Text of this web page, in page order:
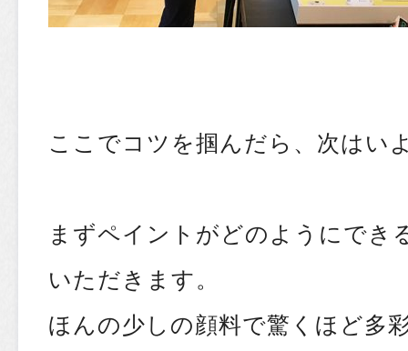
ここでコツを掴んだら、次はい
まずペイントがどのようにでき
いただきます。
ほんの少しの顔料で驚くほど多